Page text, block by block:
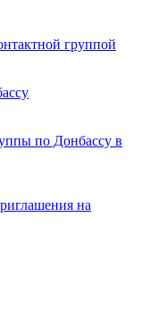
группой
по Донбассу в
на